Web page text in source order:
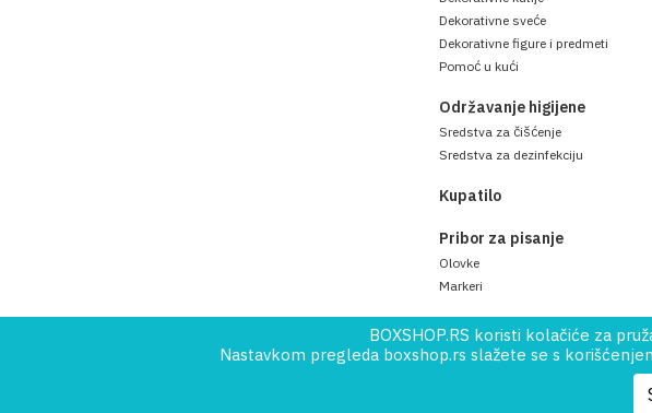
Dekorativne sveće
Dekorativne figure i predmeti
Pomoć u kući
Održavanje higijene
Sredstva za čišćenje
Sredstva za dezinfekciju
Kupatilo
Pribor za pisanje
Olovke
Markeri
BOXSHOP.RS koristi kolačiće za
Nastavkom pregleda boxshop.rs slažete se s